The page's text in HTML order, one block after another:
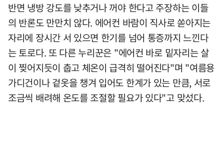
반면 냉방 강도를 낮추거나 꺼야 한다고 주장하는 이들
의 반론도 만만치 않다. 에어컨 바람이 직사로 쏟아지는
자리에 장시간 서 있으면 한기를 넘어 통증까지 느낀다
는 토로다. 또 다른 누리꾼은 "에어컨 바로 밑자리는 살
이 찢어지듯이 춥고 체온이 급격히 떨어진다"며 "여름용
가디건이나 겉옷을 챙겨 입어도 한계가 있는 만큼, 서로
조금씩 배려해 온도를 조절할 필요가 있다"고 맞섰다.